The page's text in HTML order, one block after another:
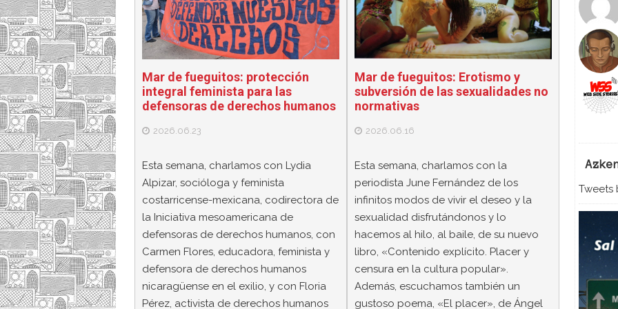
Tweets
Mar de fueguitos: protección
integral feminista para las
defensoras de derechos humanos
2026.06.23
Esta semana, charlamos con Lydia
Alpizar, socióloga y feminista
costarricense-mexicana, codirectora de
la Iniciativa mesoamericana de
defensoras de derechos humanos, con
Carmen Flores, educadora, feminista y
defensora de derechos humanos
nicaragüense en el exilio, y con Floria
Pérez, activista de derechos humanos
Mar de fueguitos: Erotismo y
subversión de las sexualidades no
normativas
2026.06.16
Esta semana, charlamos con la
periodista June Fernández de los
infinitos modos de vivir el deseo y la
sexualidad disfrutándonos y lo
hacemos al hilo, al baile, de su nuevo
libro, «Contenido explícito. Placer y
censura en la cultura popular».
Además, escuchamos también un
gustoso poema, «El placer», de Ángel